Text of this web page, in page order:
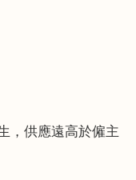
，供應遠高於僱主